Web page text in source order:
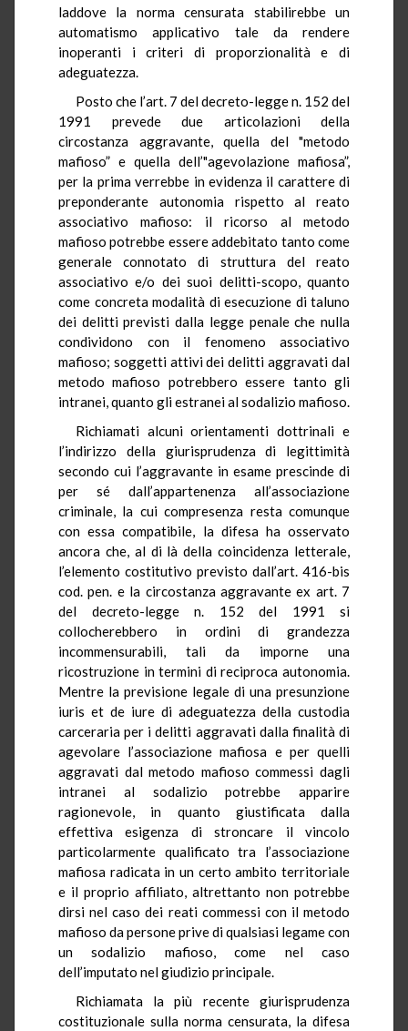
laddove la norma censurata stabilirebbe un
automatismo applicativo tale da rendere
inoperanti i criteri di proporzionalità e di
adeguatezza.
Posto che l’art. 7 del decreto-legge n. 152 del
1991 prevede due articolazioni della
circostanza aggravante, quella del "metodo
mafioso” e quella dell’"agevolazione mafiosa”,
per la prima verrebbe in evidenza il carattere di
preponderante autonomia rispetto al reato
associativo mafioso: il ricorso al metodo
mafioso potrebbe essere addebitato tanto come
generale connotato di struttura del reato
associativo e/o dei suoi delitti-scopo, quanto
come concreta modalità di esecuzione di taluno
dei delitti previsti dalla legge penale che nulla
condividono con il fenomeno associativo
mafioso; soggetti attivi dei delitti aggravati dal
metodo mafioso potrebbero essere tanto gli
intranei, quanto gli estranei al sodalizio mafioso.
Richiamati alcuni orientamenti dottrinali e
l’indirizzo della giurisprudenza di legittimità
secondo cui l’aggravante in esame prescinde di
per sé dall’appartenenza all’associazione
criminale, la cui compresenza resta comunque
con essa compatibile, la difesa ha osservato
ancora che, al di là della coincidenza letterale,
l’elemento costitutivo previsto dall’art. 416-bis
cod. pen. ela circostanza aggravante ex art. 7
del decreto-legge n. 152 del 1991 si
collocherebbero in ordini di grandezza
incommensurabili, tali da imporne una
ricostruzione in termini di reciproca autonomia.
Mentre la previsione legale di una presunzione
iuris et de iure di adeguatezza della custodia
carceraria per i delitti aggravati dalla finalità di
agevolare l’associazione mafiosa e per quelli
aggravati dal metodo mafioso commessi dagli
intranei al sodalizio potrebbe apparire
ragionevole, in quanto giustificata dalla
effettiva esigenza di stroncare il vincolo
particolarmente qualificato tra l’associazione
mafiosa radicata in un certo ambito territoriale
e il proprio affiliato, altrettanto non potrebbe
dirsi nel caso dei reati commessi con il metodo
mafioso da persone prive di qualsiasi legame con
un sodalizio mafioso, come nel caso
dell’imputato nel giudizio principale.
Richiamata la più recente giurisprudenza
costituzionale sulla norma censurata, la difesa